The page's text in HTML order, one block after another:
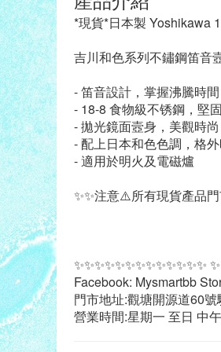
*現貨*日本製 Yoshikawa
吉川和色系列不鏽鋼笛音
- 笛音設計，掌握沸騰時間
- 18-8 食物級不锈鋼，堅
- 拋光鏡面壼身，美觀時
- 配上日本和色色調，格
- 適用於明火及電磁爐
✨✨注意⚠️所有現貨產品
Facebook: Mysmartbb
門市地址:觀塘開源道60
營業時間:星期一 至日 中